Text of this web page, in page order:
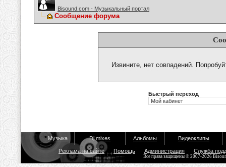
Bisound.com - Музыкальный портал
Сообщение форума
Извините, нет совпадений.
Быстрый переход
Музыка Dj mixes Альбомы Видеоклипы
Реклама на сайте Помощь Администрация Служба
Все права защищены © 2007-2026